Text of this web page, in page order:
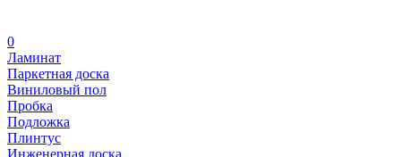
0
Ламинат
Паркетная доска
Виниловый пол
Пробка
Подложка
Плинтус
Инженерная доска